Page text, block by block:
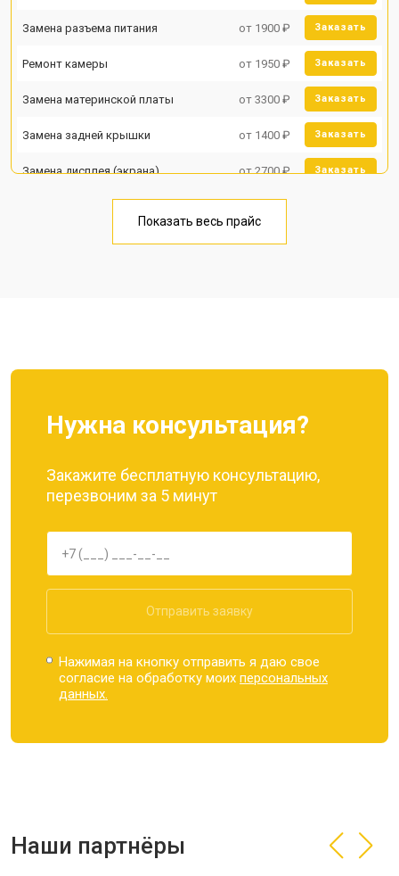
Замена разъема питания от 1900 ₽ Заказать
Ремонт камеры от 1950 ₽ Заказать
Замена материнской платы от 3300 ₽ Заказать
Замена задней крышки от 1400 ₽ Заказать
Замена дисплея (экрана) от 2700 ₽ Заказать
Замена кнопки включения от 1750 ₽
Показать весь прайс
Нужна консультация?
Закажите бесплатную консультацию,
перезвоним за 5 минут
Отправить заявку
Нажимая на кнопку отправить я даю свое
согласие на обработку моихперсональных
данных.
Наши партнёры